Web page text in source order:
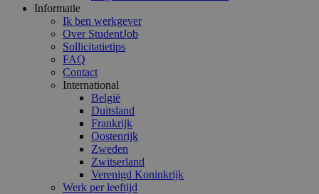
Informatie
Ik ben werkgever
Over StudentJob
Sollicitatietips
FAQ
Contact
International
België
Duitsland
Frankrijk
Oostenrijk
Zweden
Zwitserland
Verenigd Koninkrijk
Werk per leeftijd